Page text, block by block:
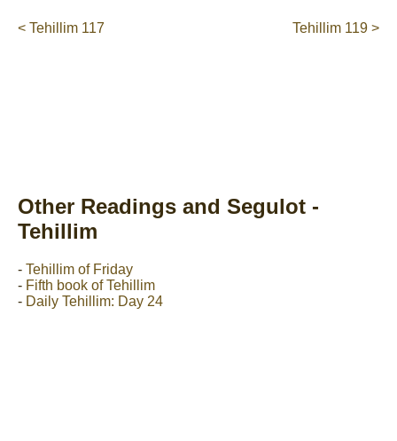
< Tehillim 117 Tehillim 119 >
Other Readings and Segulot -
Tehillim
- Tehillim of Friday
- Fifth book of Tehillim
- Daily Tehillim: Day 24